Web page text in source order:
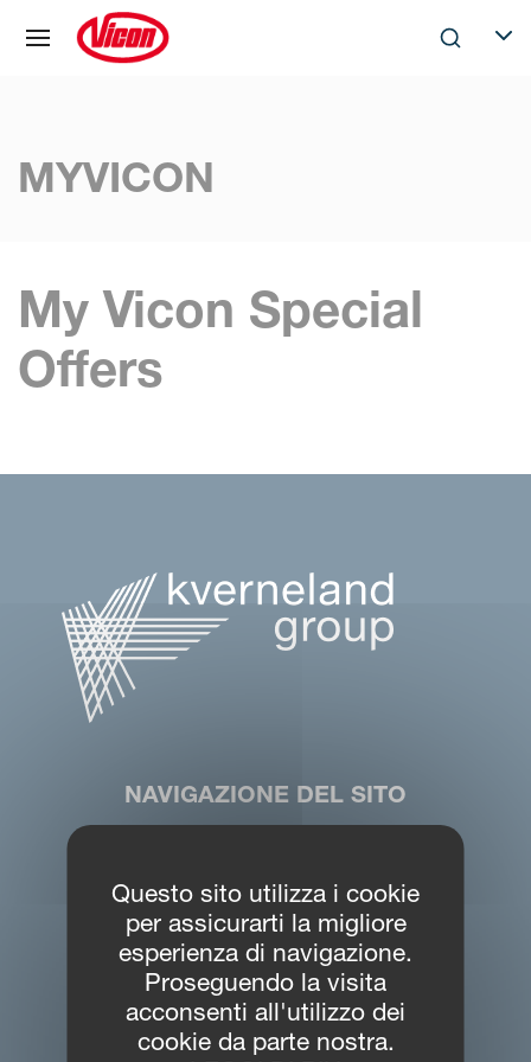
Search
MYVICON
My Vicon Special
Offers
NAVIGAZIONE DEL SITO
Partner Portal
MYVICON
CONTATTI
Pannello di gestione dei cookies
Questo sito utilizza i cookie
per assicurarti la migliore
esperienza di navigazione.
Proseguendo la visita
acconsenti all'utilizzo dei
cookie da parte nostra.